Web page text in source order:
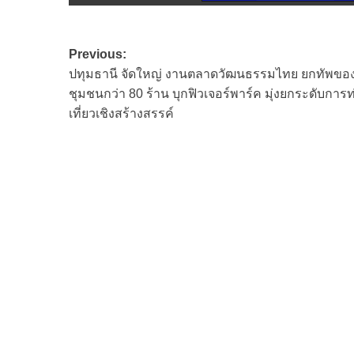
Post
navigation
Previous:
ปทุมธานี จัดใหญ่ งานตลาดวัฒนธรรมไทย ยกทัพขอ
ชุมชนกว่า 80 ร้าน บุกฟิวเจอร์พาร์ค มุ่งยกระดับการ
เที่ยวเชิงสร้างสรรค์